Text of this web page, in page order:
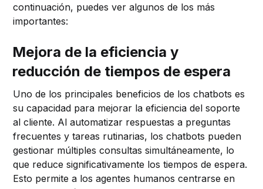
continuación, puedes ver algunos de los más
importantes:
Mejora de la eficiencia y
reducción de tiempos de espera
Uno de los principales beneficios de los chatbots es
su capacidad para mejorar la eficiencia del soporte
al cliente. Al automatizar respuestas a preguntas
frecuentes y tareas rutinarias, los chatbots pueden
gestionar múltiples consultas simultáneamente, lo
que reduce significativamente los tiempos de espera.
Esto permite a los agentes humanos centrarse en